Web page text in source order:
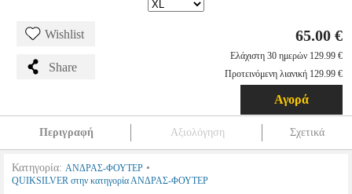
Wishlist
Share
65.00 €
Ελάχιστη 30 ημερών 129.99 €
Προτεινόμενη λιανική 129.99 €
Αγορά
Περιγραφή Αξιολόγηση Σχετικά
Κατηγορία: ΑΝΔΡΑΣ-ΦΟΥΤΕΡ •
QUIKSILVER στην κατηγορία ΑΝΔΡΑΣ-ΦΟΥΤΕΡ